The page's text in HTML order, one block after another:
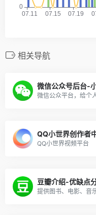
相关导航
QQ小世界创作者
QQ小世界视频平台
豆瓣介绍-优缺点